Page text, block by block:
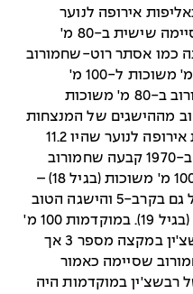
באליפות אירופה לנוער
ב-1968 בריצת 80 מ' משוכות וסיימה שישית ב-80 מ'
שנה כמו אסתר רוט-שחמורוב
ועשתה כמוה את המעבר מ-80 מ' משוכות ל-100 מ'
משוכות. הישגה הטוב של שחמורוב ב-80 מ' משוכות
16) היה 10.8 והוא טוב מההישגים של המנצחות
בריצת 80 מ' משוכות באליפויות אירופה לנוער שהיו 11.2
ב-1964 ו-11.1 ב-1966 וב-1968. ב-1970 קבעה שחמורוב
הישג דומה לזה של רבשצ'ין ב-100 מ' משוכות (בגיל 18) –
14.0 ש'. שחמורוב עסקה במקביל גם בקרב-5 והישגה הטוב
בקפיצה לרוחק היה 6.14 ב-1971 (בגיל 19). במוקדמות 100 מ'
משוכות במינכן 1972 ניצחה רבשצ'ין במקצה מספר 3 אך
שסיימה כאמור
מספר 1. זמנה של רבשצ'ין במוקדמות היה